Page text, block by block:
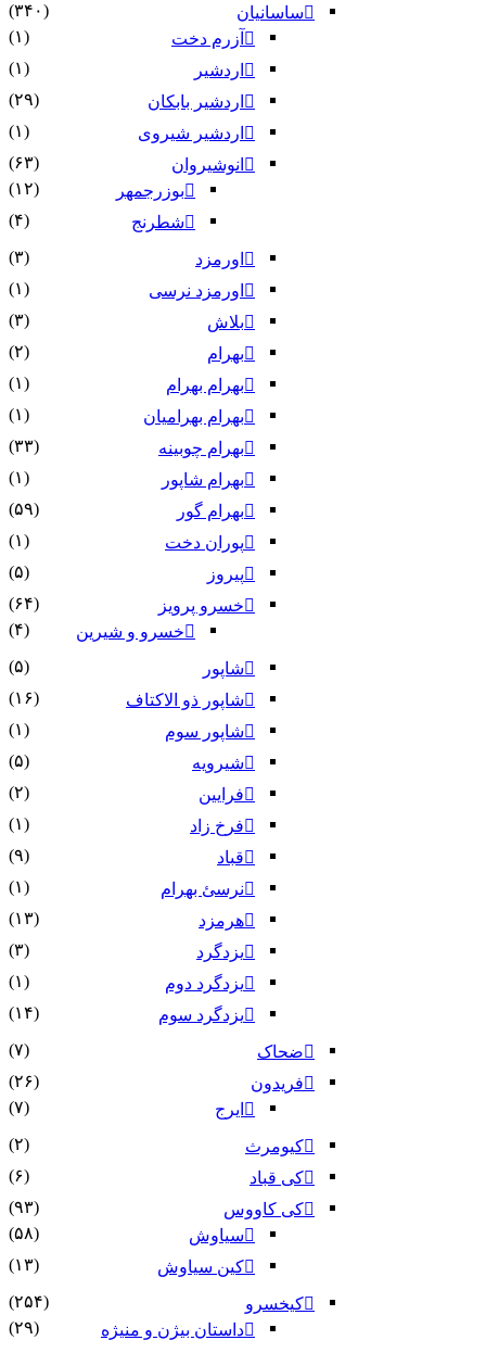
ساسانیان
(۳۴۰)
آزرم دخت
(۱)
اردشیر
(۱)
اردشیر بابکان
(۲۹)
اردشیر شیروی
(۱)
انوشیروان
(۶۳)
بوزرجمهر
(۱۲)
شطرنج
(۴)
اورمزد
(۳)
اورمزد نرسى‏
(۱)
بلاش
(۳)
بهرام
(۲)
بهرام بهرام
(۱)
بهرام بهرامیان‏
(۱)
بهرام چوبینه
(۳۳)
بهرام شاپور
(۱)
بهرام گور
(۵۹)
پوران دخت
(۱)
پیروز
(۵)
خسرو پرویز
(۶۴)
خسرو و شیرین
(۴)
شاپور
(۵)
شاپور ذو الاکتاف
(۱۶)
شاپور سوم‏
(۱)
شیرویه
(۵)
فرایین
(۲)
فرخ زاد
(۱)
قباد
(۹)
نرسئ بهرام‏
(۱)
هرمزد
(۱۳)
یزدگرد
(۳)
یزدگرد دوم
(۱)
یزدگرد سوم
(۱۴)
ضحاک
(۷)
فریدون
(۲۶)
ایرج
(۷)
کیومرث
(۲)
کی قباد
(۶)
کی کاووس
(۹۳)
سیاوش
(۵۸)
کین سیاوش
(۱۳)
کیخسرو
(۲۵۴)
داستان بیژن و منیژه
(۲۹)